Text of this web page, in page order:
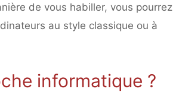
de vous habiller, vous pourrez
au style classique ou à
informatique ?